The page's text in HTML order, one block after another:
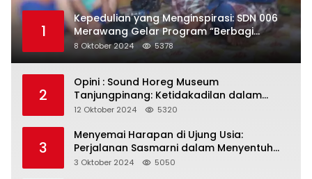
1
Kepedulian yang Menginspirasi: SDN 006
Merawang Gelar Program “Berbagi
Segenggam Beras”
8 Oktober 2024 5378
2
Opini : Sound Horeg Museum
Tanjungpinang: Ketidakadilan dalam
Representasi
12 Oktober 2024 5320
3
Menyemai Harapan di Ujung Usia:
Perjalanan Sasmarni dalam Menyentuh
Hati dan Jiwa
3 Oktober 2024 5050